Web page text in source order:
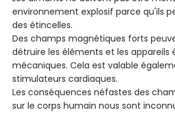
environnement explosif parce qu'ils
des étincelles.
Des champs magnétiques forts
détruire les éléments et les appareils
mécaniques. Cela est valable
stimulateurs cardiaques.
Les conséquences néfastes des
sur le corps humain nous sont